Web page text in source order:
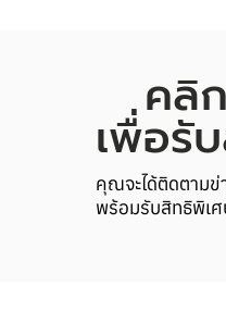
คลิ
เพื่อรั
คุณจะได้ติดตามข่
พร้อมรับสิทธิพิเ